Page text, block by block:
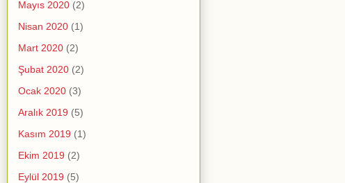
Mayıs 2020 (2)
Nisan 2020 (1)
Mart 2020 (2)
Şubat 2020 (2)
Ocak 2020 (3)
Aralık 2019 (5)
Kasım 2019 (1)
Ekim 2019 (2)
Eylül 2019 (5)